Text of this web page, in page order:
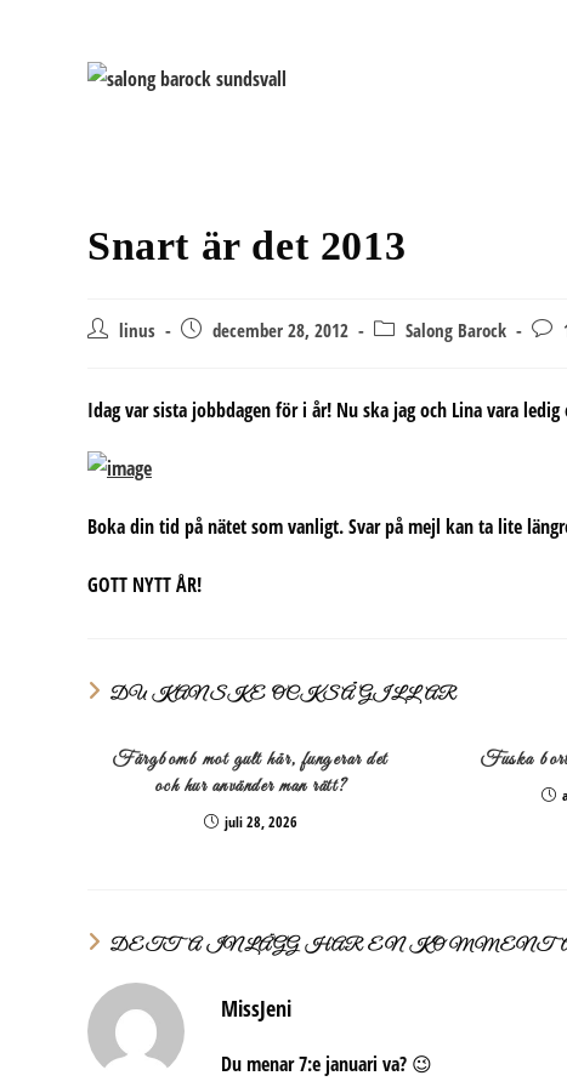
Snart är det 2013
Inläggsförfattare:
linus
Inläggetdecember 28, 2012 Inläggskategori:
Salong Barock
Idag var sista jobbdagen för i år! Nu ska jag och Lina vara
Boka din tid på nätet som vanligt. Svar på mejl kan ta lite
GOTT NYTT ÅR!
DU KANSKE OCKSÅ GILLAR
Färgbomb mot gult hår, fungerar det
och hur använder man rätt?
juli 28, 2026
Fuska
DETTA INLÄGG HAR EN
MissJeni
Du menar 7:e januari va? 😉